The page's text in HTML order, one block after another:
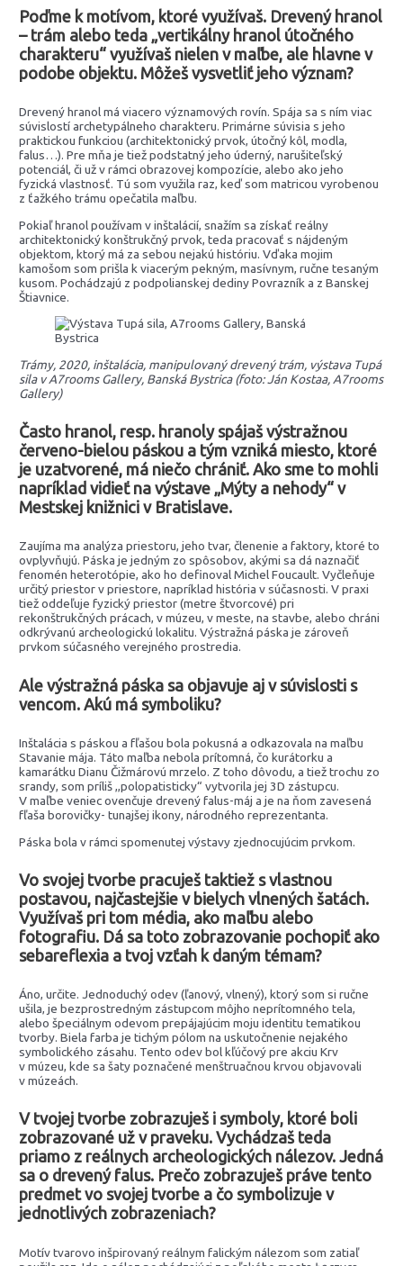
Poďme k motívom, ktoré využívaš. Drevený hranol
– trám alebo teda „vertikálny hranol útočného
charakteru“ využívaš nielen v maľbe, ale hlavne v
podobe objektu. Môžeš vysvetliť jeho význam?
Drevený hranol má viacero významových rovín. Spája sa s ním viac
súvislostí archetypálneho charakteru. Primárne súvisia s jeho
praktickou funkciou (architektonický prvok, útočný kôl, modla,
falus…). Pre mňa je tiež podstatný jeho úderný, narušiteľský
potenciál, či už v rámci obrazovej kompozície, alebo ako jeho
fyzická vlastnosť. Tú som využila raz, keď som matricou vyrobenou
z ťažkého trámu opečatila maľbu.
Pokiaľ hranol používam v inštalácií, snažím sa získať reálny
architektonický konštrukčný prvok, teda pracovať s nájdeným
objektom, ktorý má za sebou nejakú históriu. Vďaka mojim
kamošom som prišla k viacerým pekným, masívnym, ručne tesaným
kusom. Pochádzajú z podpolianskej dediny Povrazník a z Banskej
Štiavnice.
Trámy, 2020, inštalácia, manipulovaný drevený trám, výstava Tupá
sila v A7rooms Gallery, Banská Bystrica (foto: Ján Kostaa, A7rooms
Gallery)
Často hranol, resp. hranoly spájaš výstražnou
červeno-bielou páskou a tým vzniká miesto, ktoré
je uzatvorené, má niečo chrániť. Ako sme to mohli
napríklad vidieť na výstave „Mýty a nehody“ v
Mestskej knižnici v Bratislave.
Zaujíma ma analýza priestoru, jeho tvar, členenie a faktory, ktoré to
ovplyvňujú. Páska je jedným zo spôsobov, akými sa dá naznačiť
fenomén heterotópie, ako ho definoval Michel Foucault. Vyčleňuje
určitý priestor v priestore, napríklad história v súčasnosti. V praxi
tiež oddeľuje fyzický priestor (metre štvorcové) pri
rekonštrukčných prácach, v múzeu, v meste, na stavbe, alebo chráni
odkrývanú archeologickú lokalitu. Výstražná páska je zároveň
prvkom súčasného verejného prostredia.
Ale výstražná páska sa objavuje aj v súvislosti s
vencom. Akú má symboliku?
Inštalácia s páskou a fľašou bola pokusná a odkazovala na maľbu
Stavanie mája. Táto maľba nebola prítomná, čo kurátorku a
kamarátku Dianu Čižmárovú mrzelo. Z toho dôvodu, a tiež trochu zo
srandy, som príliš ,,polopatisticky“ vytvorila jej 3D zástupcu.
V maľbe veniec ovenčuje drevený falus-máj a je na ňom zavesená
fľaša borovičky- tunajšej ikony, národného reprezentanta.
Páska bola v rámci spomenutej výstavy zjednocujúcim prvkom.
Vo svojej tvorbe pracuješ taktiež s vlastnou
postavou, najčastejšie v bielych vlnených šatách.
Využívaš pri tom média, ako maľbu alebo
fotografiu. Dá sa toto zobrazovanie pochopiť ako
sebareflexia a tvoj vzťah k daným témam?
Áno, určite. Jednoduchý odev (ľanový, vlnený), ktorý som si ručne
ušila, je bezprostredným zástupcom môjho neprítomného tela,
alebo špeciálnym odevom prepájajúcim moju identitu tematikou
tvorby. Biela farba je tichým pólom na uskutočnenie nejakého
symbolického zásahu. Tento odev bol kľúčový pre akciu Krv
v múzeu, kde sa šaty poznačené menštruačnou krvou objavovali
v múzeách.
V tvojej tvorbe zobrazuješ i symboly, ktoré boli
zobrazované už v praveku. Vychádzaš teda
priamo z reálnych archeologických nálezov. Jedná
sa o drevený falus. Prečo zobrazuješ práve tento
predmet vo svojej tvorbe a čo symbolizuje v
jednotlivých zobrazeniach?
Motív tvarovo inšpirovaný reálnym falickým nálezom som zatiaľ